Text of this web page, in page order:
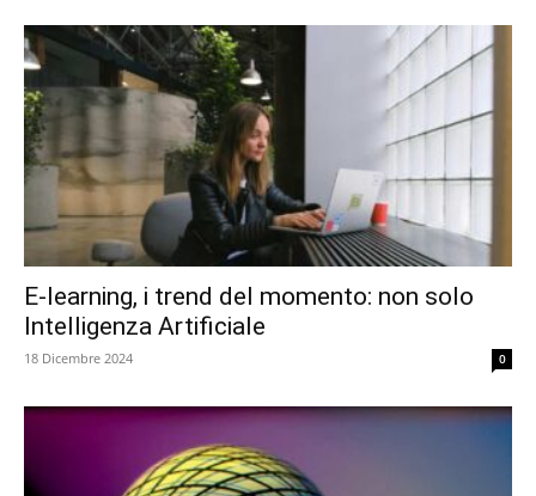
E-learning, i trend del momento: non solo
Intelligenza Artificiale
18 Dicembre 2024 0